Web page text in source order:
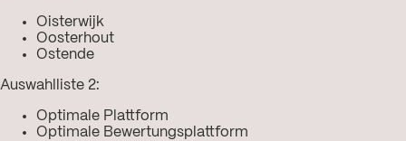
Oisterwijk
Oosterhout
Ostende
Auswahlliste 2:
Optimale Plattform
Optimale Bewertungsplattform